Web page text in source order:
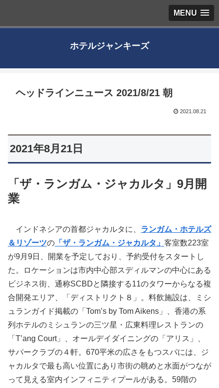
MENU
ホテルジャンキーズ
ヘッドラインニュース 2021/8/21 朝
2021.08.21
2021年8月21日
「ザ・ランガム・ジャカルタ」9月開
業
インドネシアの首都ジャカルタに、 ランガム・ホテルズ
＆リゾーツの 「ザ・ランガム・ジャカルタ」 客室数223室
が9月9日、開業を予定しており、予約受付をスタートし
た。ロケーションは市内中心部スディルマンの中心にある
ビジネス街、通称SCBDと隣接する11のタワーからなる複
合開発エリア、「ディストリクト８」。料飲施設は、ミシ
ュランガイド掲載の「Tom’s by Tom Aikens」、香港の系
列ホテルのミシュランの三ツ星・広東料理レストランの
「T’ang Court」、オールデイダイニングの「アリス」、
サパークラブの４軒。670平米の広さをもつスパには、ジ
ャカルタで最も高い位置にあり市街の眺めと水面がつなが
って見える室内インフィニティプールがある。59階の